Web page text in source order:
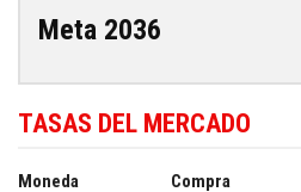
Meta 2036
TASAS DEL MERCADO
Moneda Compra